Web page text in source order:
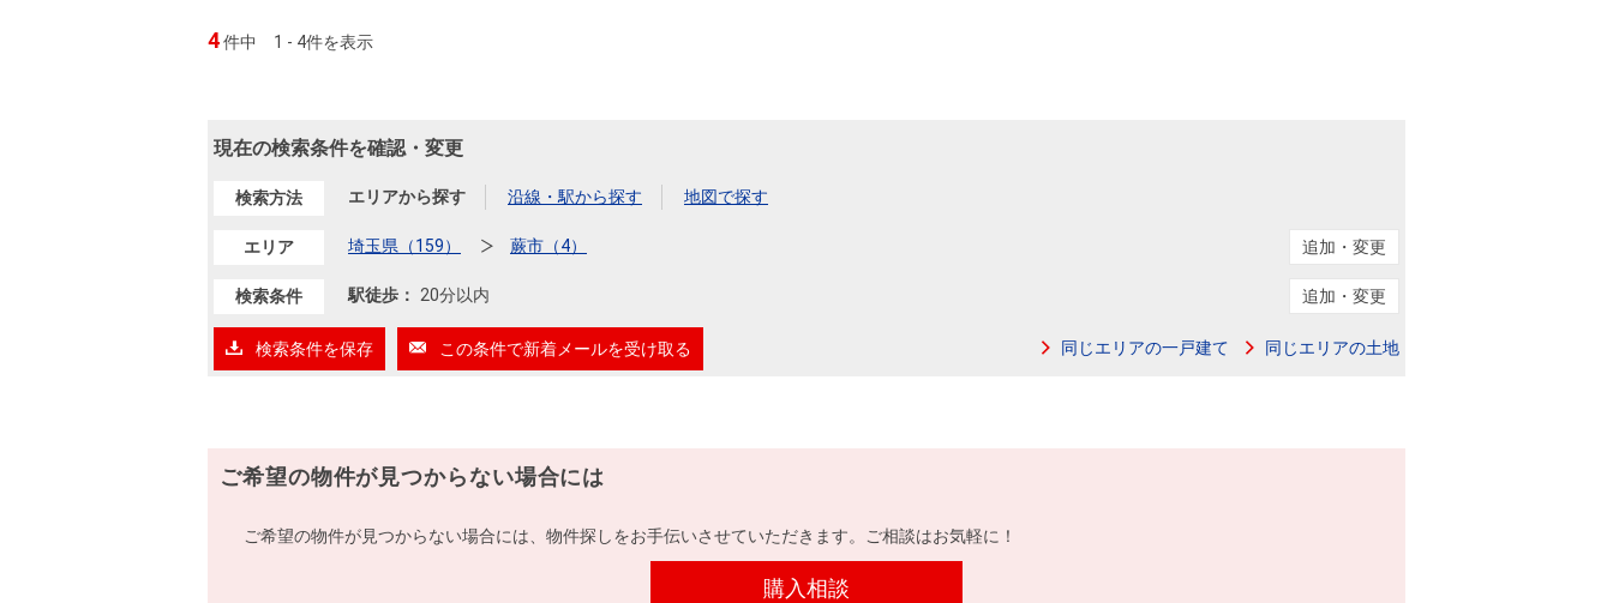
4件中 1 - 4件を表示
現在の検索条件を確認・変更
検索方法 エリアから探す 沿線・駅から探す 地図で探す
エリア 埼玉県（159） 蕨市（4） 追加・変更
検索条件 駅徒歩： 20分以内 追加・変更
検索条件を保存 この条件で新着メールを受け取る 同じエリアの一戸建て 同じエリアの土地
ご希望の物件が見つからない場合には
ご希望の物件が見つからない場合には、物件探しをお手伝いさせていただきます。ご相談はお気軽に！
購入相談